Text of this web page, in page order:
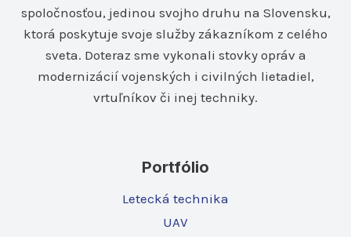
spoločnosťou, jedinou svojho druhu na Slovensku,
ktorá poskytuje svoje služby zákazníkom z celého
sveta. Doteraz sme vykonali stovky opráv a
modernizácií vojenských i civilných lietadiel,
vrtuľníkov či inej techniky.
Portfólio
Letecká technika
UAV